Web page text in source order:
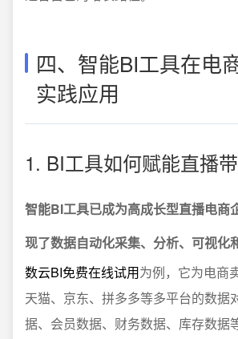
四、智能BI工具在电
实践应用
1. BI工具如何赋能直播
智能BI工具已成为高成长型直播电商
现了数据自动化采集、分析、可视化
数云BI免费在线试用为例，它为电商
天猫、京东、拼多多等多平台的数据
据、会员数据、财务数据、库存数据